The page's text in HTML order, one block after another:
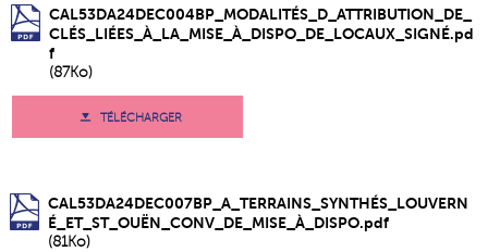
CAL53DA24DEC004BP_MODALITÉS_D_ATTRIBUTION_DE_
CLÉS_LIÉES_À_LA_MISE_À_DISPO_DE_LOCAUX_SIGNÉ.pd
f
(87Ko)
TÉLÉCHARGER
CAL53DA24DEC007BP_A_TERRAINS_SYNTHÉS_LOUVERN
É_ET_ST_OUËN_CONV_DE_MISE_À_DISPO.pdf
(81Ko)